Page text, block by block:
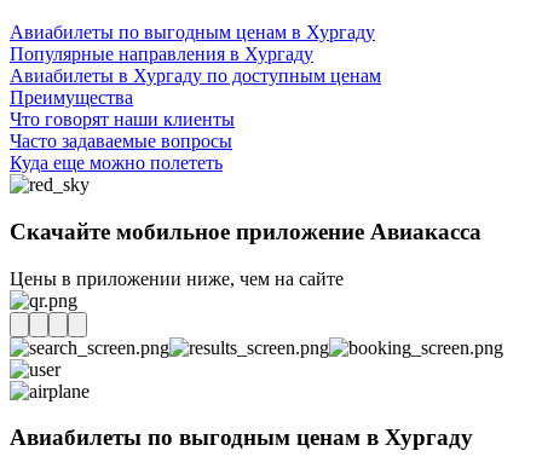
Авиабилеты по выгодным ценам в Хургаду
Популярные направления в Хургаду
Авиабилеты в Хургаду по доступным ценам
Преимущества
Что говорят наши клиенты
Часто задаваемые вопросы
Куда еще можно полететь
Скачайте мобильное приложение Авиакасса
Цены в приложении ниже, чем на сайте
Авиабилеты по выгодным ценам в Хургаду